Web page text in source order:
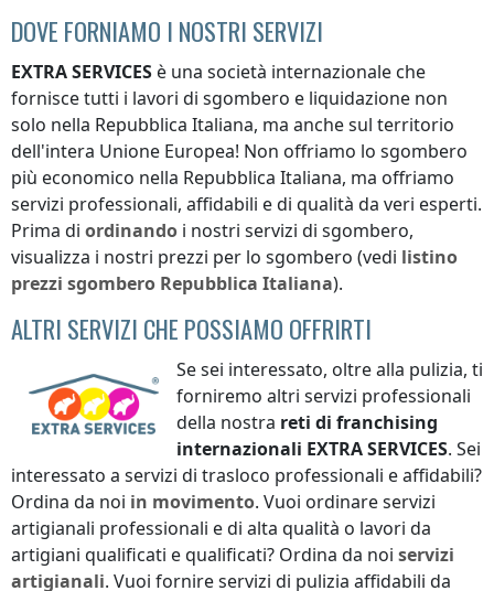
DOVE FORNIAMO I NOSTRI SERVIZI
EXTRA SERVICES è una società internazionale che
fornisce tutti i lavori di sgombero e liquidazione non
solo nella Repubblica Italiana, ma anche sul territorio
dell'intera Unione Europea! Non offriamo lo sgombero
più economico nella Repubblica Italiana, ma offriamo
servizi professionali, affidabili e di qualità da veri esperti.
Prima di ordinando i nostri servizi di sgombero,
visualizza i nostri prezzi per lo sgombero (vedi listino
prezzi sgombero Repubblica Italiana).
ALTRI SERVIZI CHE POSSIAMO OFFRIRTI
Se sei interessato, oltre alla pulizia, ti
forniremo altri servizi professionali
della nostra reti di franchising
internazionali EXTRA SERVICES. Sei
interessato a servizi di trasloco professionali e affidabili?
Ordina da noi in movimento. Vuoi ordinare servizi
artigianali professionali e di alta qualità o lavori da
artigiani qualificati e qualificati? Ordina da noi servizi
artigianali. Vuoi fornire servizi di pulizia affidabili da